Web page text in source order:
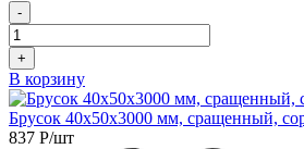
-
+
В корзину
Брусок 40х50х3000 мм, сращенный,
837 Р/шт